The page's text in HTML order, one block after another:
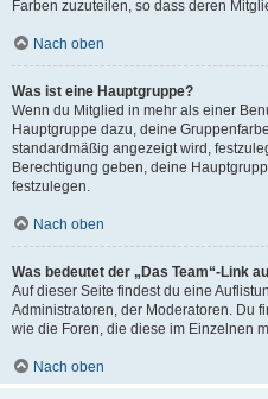
Farben zuzuteilen, so dass deren
Nach oben
Was ist eine Hauptgruppe?
Wenn du Mitglied in mehr als einer
Hauptgruppe dazu, deine
standardmäßig angezeigt wird,
Berechtigung geben, deine
festzulegen.
Nach oben
Was bedeutet der „Das Team“-Link
Auf dieser Seite findest du eine
Administratoren, der Moderatoren. Du
wie die Foren, die diese im Einzelnen
Nach oben